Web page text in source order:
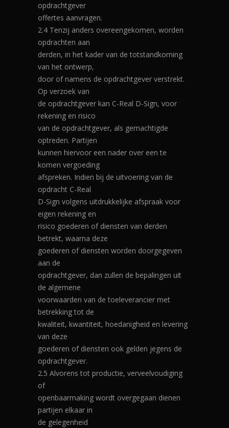
opdrachtgever
offertes aanvragen.
2.4 Tenzij anders overeengekomen, worden
opdrachten aan
derden, in het kader van de totstandkoming
van het ontwerp,
door of namens de opdrachtgever verstrekt.
Op verzoek van
de opdrachtgever kan C-Real D-Sign, voor
rekening en risico
van de opdrachtgever, als gemachtigde
optreden. Partijen
kunnen hiervoor een nader over een te
komen vergoeding
afspreken. Indien bij de uitvoering van de
opdracht C-Real
D-Sign volgens uitdrukkelijke afspraak voor
eigen rekening en
risico goederen of diensten van derden
betrekt, waarna deze
goederen of diensten worden doorgegeven
aan de
opdrachtgever, dan zullen de bepalingen uit
de algemene
voorwaarden van de toeleverancier met
betrekking tot de
kwaliteit, kwantiteit, hoedanigheid en levering
van deze
goederen of diensten ook gelden jegens de
opdrachtgever.
2.5 Alvorens tot productie, verveelvoudiging
of
openbaarmaking wordt overgegaan dienen
partijen elkaar in
de gelegenheid